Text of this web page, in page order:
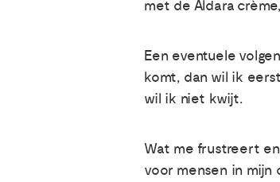
met de Aldara
Een eventuele
komt, dan wil ik
wil ik niet kwijt.
Wat me frustreert
voor mensen in mijn